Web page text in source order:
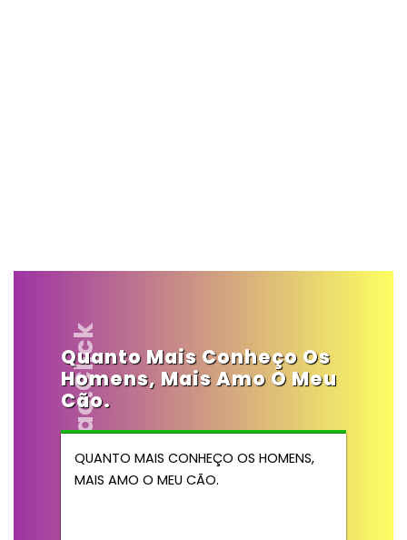
Vendocao.click
Quanto Mais Conheço Os
Homens, Mais Amo O Meu
Cão.
QUANTO MAIS CONHEÇO OS HOMENS,
MAIS AMO O MEU CÃO.